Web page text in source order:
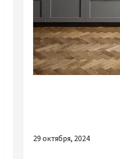
29 октября, 2024